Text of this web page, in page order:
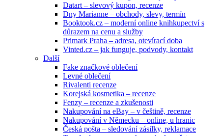
Datart – slevový kupon, recenze
Dny Marianne – obchody, slevy, termín
Booktook.cz – moderní online knihkupectví s
důrazem na cenu a služby
Primark Praha – adresa, otevírací doba
Vinted.cz – jak funguje, podvody, kontakt
Další
Fake značkové oblečení
Levné oblečení
Rivalenti recenze
Korejská kosmetika – recenze
Fenzy – recenze a zkušenosti
Nakupování na eBay – v češtině, recenze
Nakupování v Německu – online, u hranic
Česká pošta – sledování zásilky, reklamace